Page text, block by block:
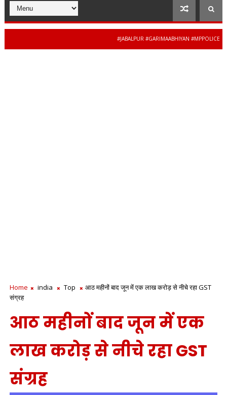
#JABALPUR #GARIMAABHIYAN #MPPOLICE
Home india Top
आठ महीनों बाद जून में एक लाख करोड़ से नीचे रहा GST
संग्रह
आठ महीनों बाद जून में एक
लाख करोड़ से नीचे रहा GST
संग्रह